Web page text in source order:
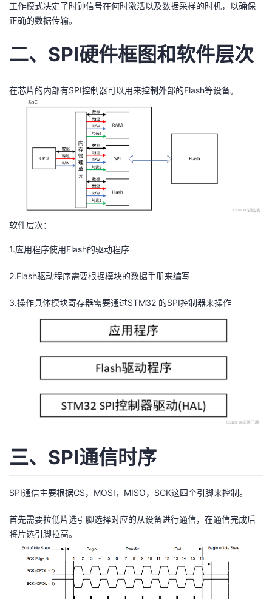
工作模式决定了时钟信号在何时激活以及数据采样的时机，以确保
正确的数据传输。
二、SPI硬件框图和软件层次
在芯片的内部有SPI控制器可以用来控制外部的Flash等设备。
软件层次：
1.应用程序使用Flash的驱动程序
2.Flash驱动程序需要根据模块的数据手册来编写
3.操作具体模块寄存器需要通过STM32 的SPI控制器来操作
三、SPI通信时序
SPI通信主要根据CS，MOSI，MISO，SCK这四个引脚来控制。
首先需要拉低片选引脚选择对应的从设备进行通信，在通信完成后
将片选引脚拉高。